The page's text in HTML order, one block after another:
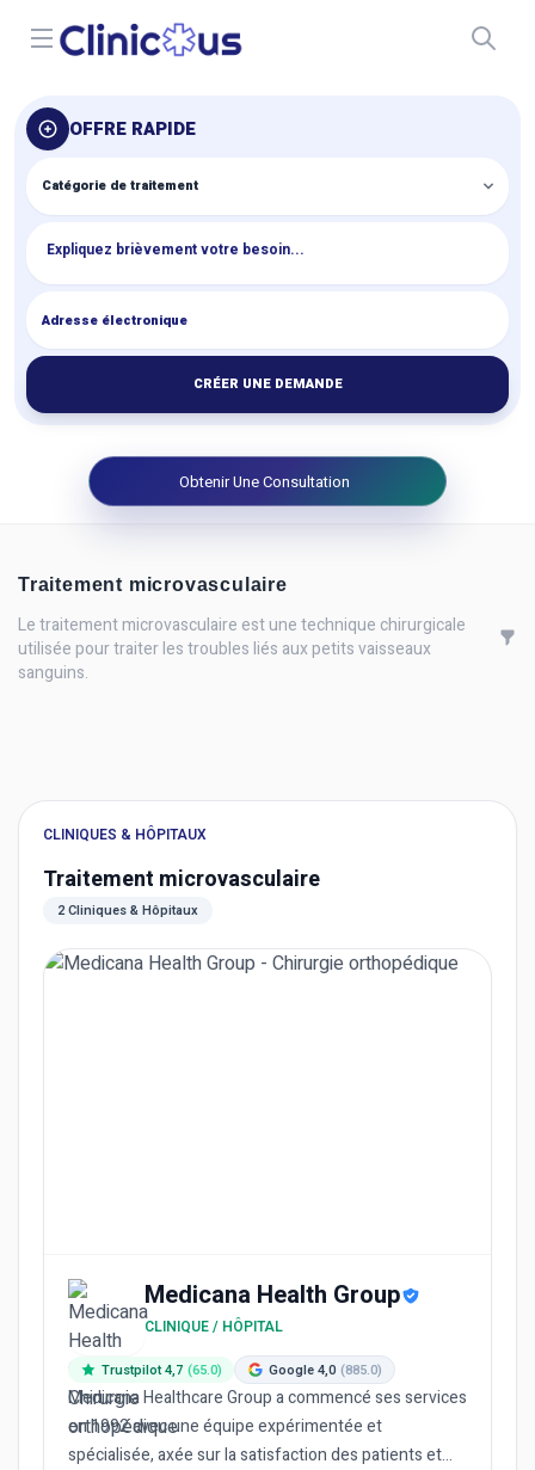
Open menu
OFFRE RAPIDE
CRÉER UNE DEMANDE
Obtenir Une Consultation
Traitement microvasculaire
Le traitement microvasculaire est une technique chirurgicale
utilisée pour traiter les troubles liés aux petits vaisseaux
sanguins.
CLINIQUES & HÔPITAUX
Traitement microvasculaire
2 Cliniques & Hôpitaux
Medicana Health Group
CLINIQUE / HÔPITAL
Trustpilot 4,7 (65.0) Google 4,0 (885.0)
Medicana Healthcare Group a commencé ses services
en 1992 avec une équipe expérimentée et
spécialisée, axée sur la satisfaction des patients et